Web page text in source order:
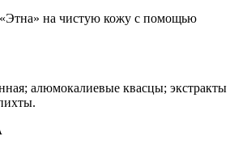
«Этна» на чистую кожу с помощью
алюмокалиевые квасцы; экстракты